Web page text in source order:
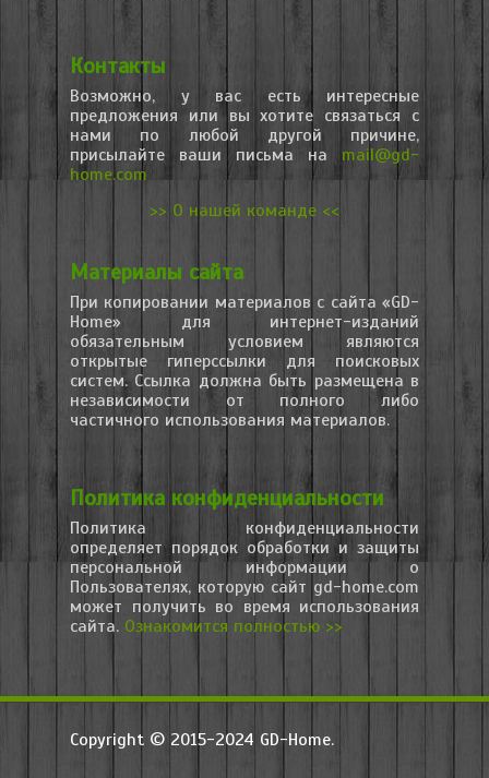
Контакты
Возможно, у вас есть интересные
предложения или вы хотите связаться с
нами по любой другой причине,
присылайте ваши письма на mail@gd-
home.com
>> О нашей команде <<
Материалы сайта
При копировании материалов с сайта «GD-
Home» для интернет-изданий
обязательным условием являются
открытые гиперссылки для поисковых
систем. Ссылка должна быть размещена в
независимости от полного либо
частичного использования материалов.
Политика конфиденциальности
Политика конфиденциальности
определяет порядок обработки и защиты
персональной информации о
Пользователях, которую сайт gd-home.com
может получить во время использования
сайта. Ознакомится полностью >>
Copyright © 2015-2024 GD-Home.